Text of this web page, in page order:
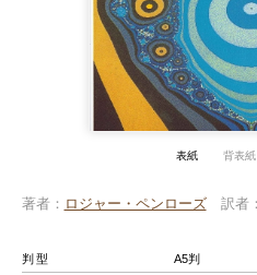
表紙 背表紙
著者 ロジャー・ペンローズ 訳者
判型
A5判